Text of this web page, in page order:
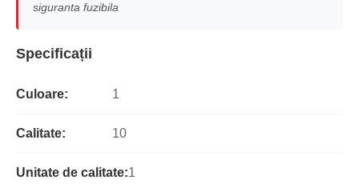
siguranta fuzibila
Specificații
Culoare: 1
Calitate: 10
Unitate de calitate:1